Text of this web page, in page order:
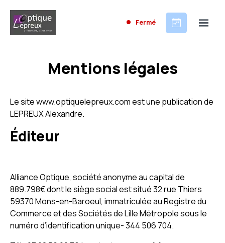
Fermé
Mentions légales
Le site www.optiquelepreux.com est une publication de
LEPREUX Alexandre.
Éditeur
Alliance Optique, société anonyme au capital de
889.798€ dont le siège social est situé 32 rue Thiers
59370 Mons-en-Baroeul, immatriculée au Registre du
Commerce et des Sociétés de Lille Métropole sous le
numéro d’identification unique- 344 506 704.